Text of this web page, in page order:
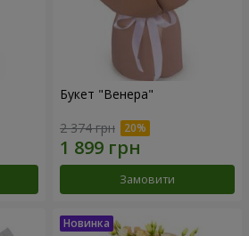
Букет "Венера"
2 374 грн
Замовити